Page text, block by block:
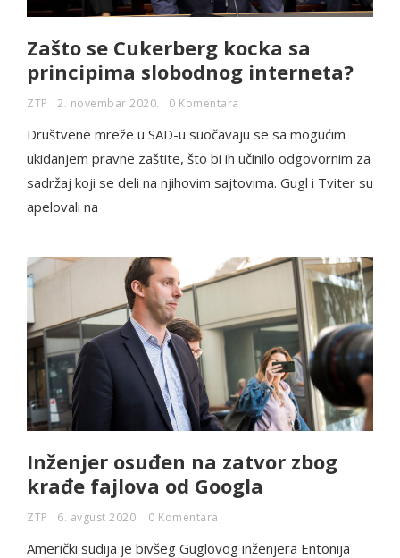
Zašto se Cukerberg kocka sa
principima slobodnog interneta?
ZTP 2. novembar 2020. 0 Komentara
Društvene mreže u SAD-u suočavaju se sa mogućim
ukidanjem pravne zaštite, što bi ih učinilo odgovornim za
sadržaj koji se deli na njihovim sajtovima. Gugl i Tviter su
apelovali na
Inženjer osuđen na zatvor zbog
krađe fajlova od Googla
ZTP 6. avgust 2020. 0 Komentara
Američki sudija je bivšeg Guglovog inženjera Entonija